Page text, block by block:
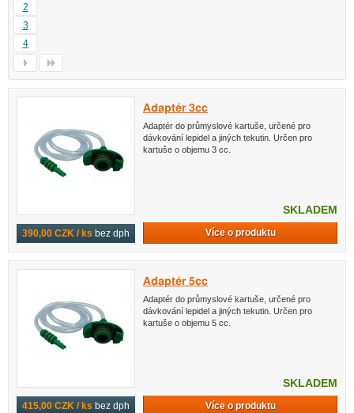
2
3
4
390,00 CZK / ks bez dph
Adaptér 3cc
Adaptér do průmyslové kartuše, určené pro
dávkování lepidel a jiných tekutin. Určen pro
kartuše o objemu 3 cc.
SKLADEM
Více o produktu
415,00 CZK / ks bez dph
Adaptér 5cc
Adaptér do průmyslové kartuše, určené pro
dávkování lepidel a jiných tekutin. Určen pro
kartuše o objemu 5 cc.
SKLADEM
Více o produktu